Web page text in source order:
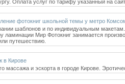
Оплата услуг по тарифу указанный на
фотокниг школьной темы у метро
шаблонов и по индивидуальным
ламинации Мир Фотокниг занимается
путешествию.
в Кирове
массажа и эскорта в городе Кирове.